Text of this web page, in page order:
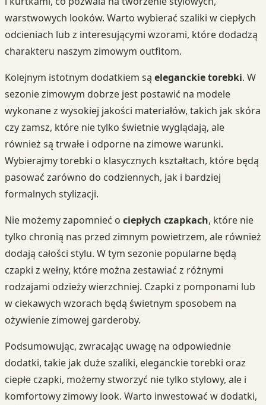
warstwowych looków. Warto wybierać szaliki w ciepłych
odcieniach lub z interesującymi wzorami, które dodadzą
charakteru naszym zimowym outfitom.
Kolejnym istotnym dodatkiem są eleganckie torebki. W
sezonie zimowym dobrze jest postawić na modele
wykonane z wysokiej jakości materiałów, takich jak skóra
czy zamsz, które nie tylko świetnie wyglądają, ale
również są trwałe i odporne na zimowe warunki.
Wybierajmy torebki o klasycznych kształtach, które będą
pasować zarówno do codziennych, jak i bardziej
formalnych stylizacji.
Nie możemy zapomnieć o ciepłych czapkach, które nie
tylko chronią nas przed zimnym powietrzem, ale również
dodają całości stylu. W tym sezonie popularne będą
czapki z wełny, które można zestawiać z różnymi
rodzajami odzieży wierzchniej. Czapki z pomponami lub
w ciekawych wzorach będą świetnym sposobem na
ożywienie zimowej garderoby.
Podsumowując, zwracając uwagę na odpowiednie
dodatki, takie jak duże szaliki, eleganckie torebki oraz
ciepłe czapki, możemy stworzyć nie tylko stylowy, ale i
komfortowy zimowy look. Warto inwestować w dodatki,